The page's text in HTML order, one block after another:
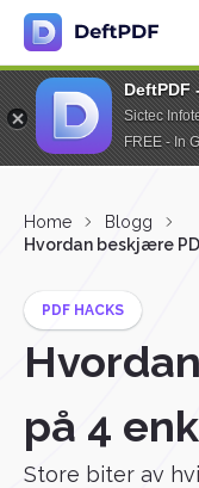
DeftPDF
Sictec
FREE - In
Home
Blogg
Hvordan beskjære
PDF HACKS
på 4
Store biter av